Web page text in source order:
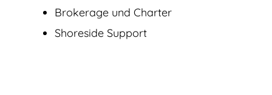
Brokerage und Charter
Shoreside Support